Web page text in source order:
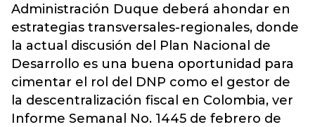
Administración Duque deberá ahondar en
estrategias transversales-regionales, donde
la actual discusión del Plan Nacional de
Desarrollo es una buena oportunidad para
cimentar el rol del DNP como el gestor de
la descentralización fiscal en Colombia, ver
Informe Semanal No. 1445 de febrero de